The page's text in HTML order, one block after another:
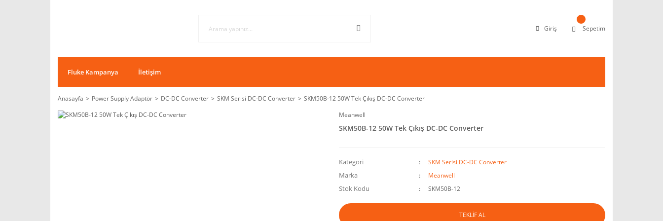
Giriş Sepetim
Fluke Kampanya İletişim
Anasayfa Power Supply Adaptör DC-DC Converter SKM Serisi DC-DC Converter
SKM50B-12 50W Tek Çıkış DC-DC Converter
Meanwell
SKM50B-12 50W Tek Çıkış DC-DC Converter
Kategori SKM Serisi DC-DC Converter
Marka Meanwell
Stok Kodu SKM50B-12
TEKLİF AL